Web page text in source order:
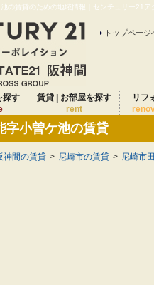
池の賃貸のための地域情報｜センチュリー21
トップページ
探す
賃貸 | お部屋を探す
rent
リフ
字小曽ケ池の賃貸
神間の賃貸 > 尼崎市の賃貸 > 尼崎市